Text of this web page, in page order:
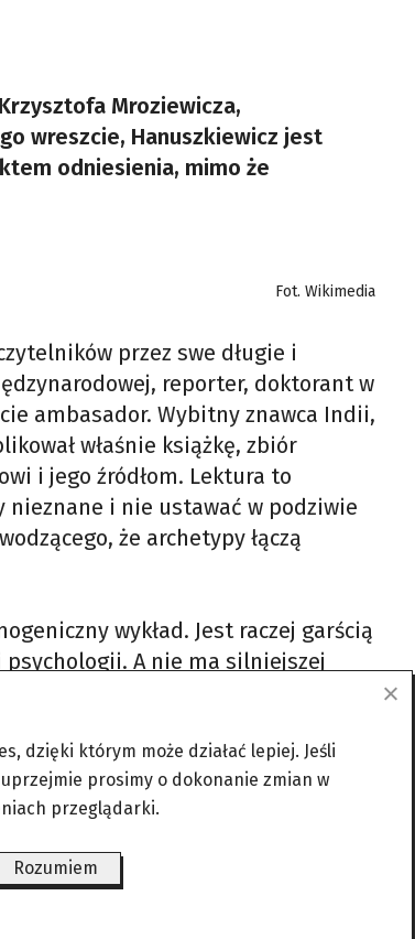
Mroziewicza,
wreszcie, Hanuszkiewicz jest
odniesienia, mimo że
Fot. Wikimedia
przez swe długie i
reporter, doktorant w
ambasador. Wybitny znawca Indii,
właśnie książkę, zbiór
i jego źródłom. Lektura to
nieznane i nie ustawać w podziwie
że archetypy łączą
wykład. Jest raczej garścią
A nie ma silniejszej
teatru”). Jeśli coś scala zebrane
do topologii teatru, także religia
jest naprawianiem świata, ale
dzięki którym może działać lepiej. Jeśli
uprzejmie prosimy o dokonanie zmian w
przeglądarki.
Rozumiem